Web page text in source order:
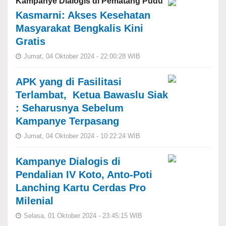
Kasmarni: Akses Kesehatan
Masyarakat Bengkalis Kini
Gratis
Jumat, 04 Oktober 2024 - 22:00:28 WIB
APK yang di Fasilitasi
Terlambat, Ketua Bawaslu Siak
: Seharusnya Sebelum
Kampanye Terpasang
Jumat, 04 Oktober 2024 - 10:22:24 WIB
Kampanye Dialogis di
Pendalian IV Koto, Anto-Poti
Lanching Kartu Cerdas Pro
Milenial
Selasa, 01 Oktober 2024 - 23:45:15 WIB